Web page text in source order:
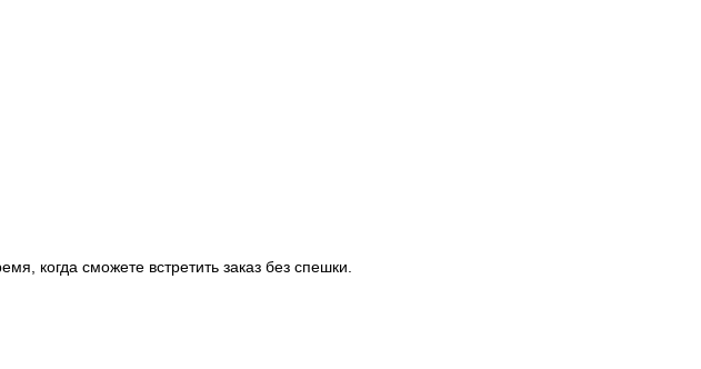
когда сможете встретить заказ без спешки.